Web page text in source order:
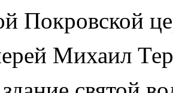
Покровской
Михаил